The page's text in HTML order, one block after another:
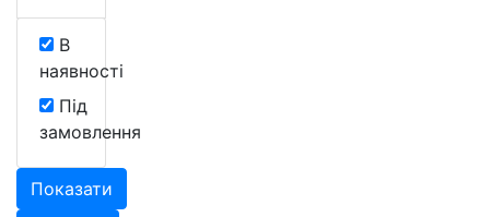
В
наявності
Під
замовлення
Показати